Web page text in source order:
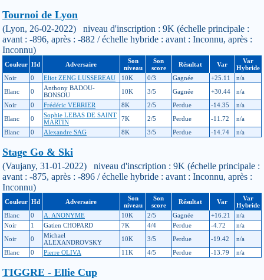
Tournoi de Lyon
(Lyon, 26-02-2022) niveau d'inscription : 9K (échelle principale :
avant : -896, après : -882 / échelle hybride : avant : Inconnu, après :
Inconnu)
Couleur Hd Adversaire
Son
niveau
Son
score
Résultat Var
Var
Hybride
Noir
0 Eliot ZENG LUSSEREAU 10K 0/3 Gagnée +25.11
n/a
Blanc
0
Anthony BADOU-
BONSOU
10K 3/5 Gagnée +30.44
n/a
Noir
0 Frédéric VERRIER 8K 2/5 Perdue -14.35
n/a
Blanc
0
Sophie LEBAS DE SAINT
MARTIN
7K 2/5 Perdue -11.72
n/a
Blanc
0 Alexandre SAG 8K 3/5 Perdue -14.74 n/a
Stage Go & Ski
(Vaujany, 31-01-2022) niveau d'inscription : 9K (échelle principale :
avant : -875, après : -896 / échelle hybride : avant : Inconnu, après :
Inconnu)
Couleur Hd Adversaire
Son
niveau
Son
score
Résultat Var
Var
Hybride
Blanc
0 A. ANONYME 10K 2/5 Gagnée +16.21
n/a
Noir
1 Gatien CHOPARD 7K 4/4 Perdue -4.72
n/a
Noir
0
Michael
ALEXANDROVSKY
10K 3/5 Perdue -19.42
n/a
Blanc
0 Pierre OLIVA 11K 4/5 Perdue -13.79 n/a
TIGGRE - Ellie Cup